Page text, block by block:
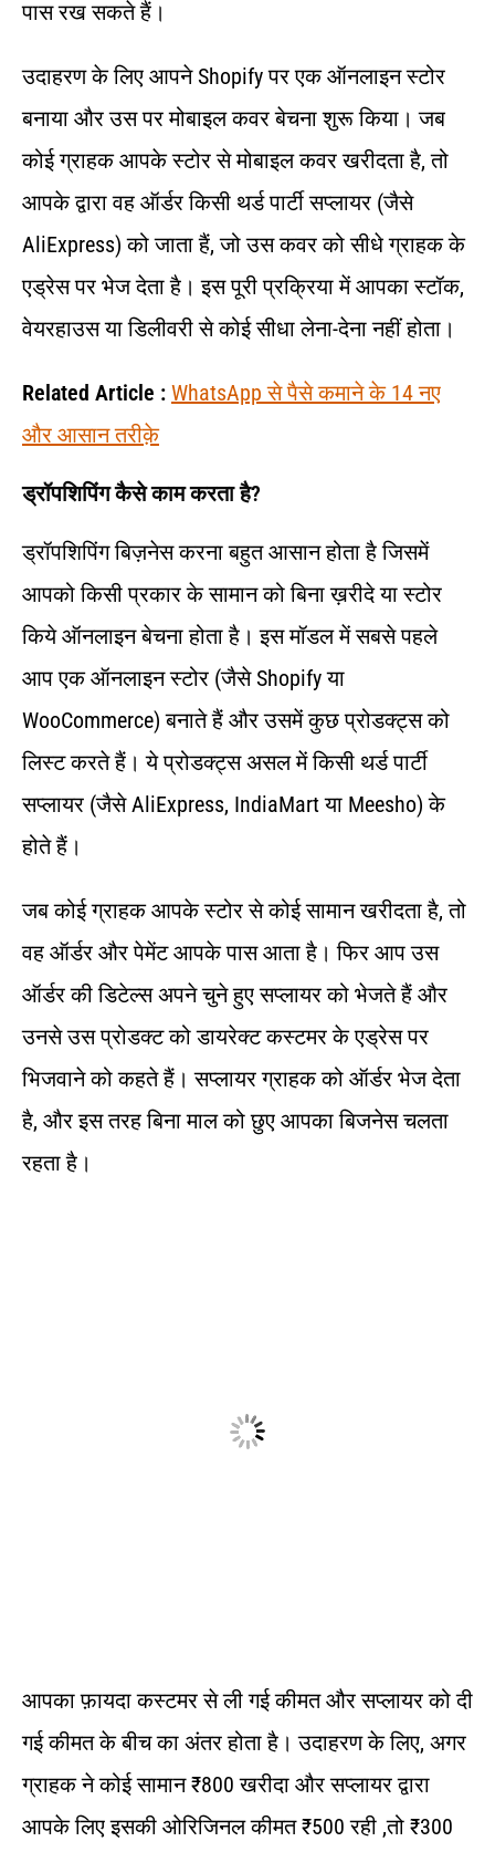
पास रख सकते हैं।
उदाहरण के लिए आपने Shopify पर एक ऑनलाइन स्टोर
बनाया और उस पर मोबाइल कवर बेचना शुरू किया। जब
कोई ग्राहक आपके स्टोर से मोबाइल कवर खरीदता है, तो
आपके द्वारा वह ऑर्डर किसी थर्ड पार्टी सप्लायर (जैसे
AliExpress) को जाता हैं, जो उस कवर को सीधे ग्राहक के
एड्रेस पर भेज देता है। इस पूरी प्रक्रिया में आपका स्टॉक,
वेयरहाउस या डिलीवरी से कोई सीधा लेना-देना नहीं होता।
Related Article : WhatsApp से पैसे कमाने के 14 नए
और आसान तरीक़े
ड्रॉपशिपिंग कैसे काम करता है?
ड्रॉपशिपिंग बिज़नेस करना बहुत आसान होता है जिसमें
आपको किसी प्रकार के सामान को बिना ख़रीदे या स्टोर
किये ऑनलाइन बेचना होता है। इस मॉडल में सबसे पहले
आप एक ऑनलाइन स्टोर (जैसे Shopify या
WooCommerce) बनाते हैं और उसमें कुछ प्रोडक्ट्स को
लिस्ट करते हैं। ये प्रोडक्ट्स असल में किसी थर्ड पार्टी
सप्लायर (जैसे AliExpress, IndiaMart या Meesho) के
होते हैं।
जब कोई ग्राहक आपके स्टोर से कोई सामान खरीदता है, तो
वह ऑर्डर और पेमेंट आपके पास आता है। फिर आप उस
ऑर्डर की डिटेल्स अपने चुने हुए सप्लायर को भेजते हैं और
उनसे उस प्रोडक्ट को डायरेक्ट कस्टमर के एड्रेस पर
भिजवाने को कहते हैं। सप्लायर ग्राहक को ऑर्डर भेज देता
है, और इस तरह बिना माल को छुए आपका बिजनेस चलता
रहता है।
आपका फ़ायदा कस्टमर से ली गई कीमत और सप्लायर को दी
गई कीमत के बीच का अंतर होता है। उदाहरण के लिए, अगर
ग्राहक ने कोई सामान ₹800 खरीदा और सप्लायर द्वारा
आपके लिए इसकी ओरिजिनल कीमत ₹500 रही ,तो ₹300